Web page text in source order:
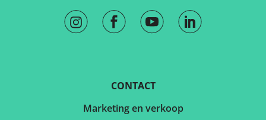
CONTACT
Marketing en verkoop